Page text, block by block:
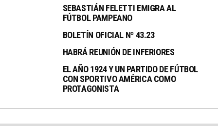
SEBASTIÁN FELETTI EMIGRA AL
FÚTBOL PAMPEANO
BOLETÍN OFICIAL Nº 43.23
HABRÁ REUNIÓN DE INFERIORES
EL AÑO 1924 Y UN PARTIDO DE FÚTBOL
CON SPORTIVO AMÉRICA COMO
PROTAGONISTA